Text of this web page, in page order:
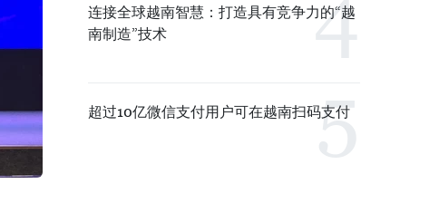
连接全球越南智慧：打造具有竞争力的“越
南制造”技术
超过10亿微信支付用户可在越南扫码支付